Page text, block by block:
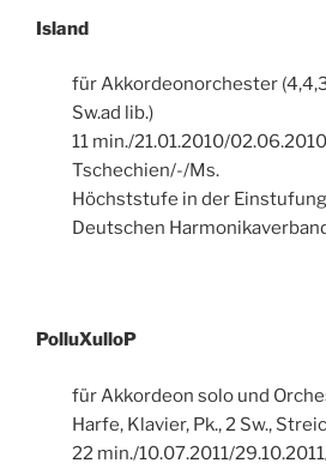
Island
für Akkordeonorchester
Sw.ad lib.)
11 min./21.01.2010/
Tschechien/-/Ms.
Höchststufe in der
Deutschen
PolluXulloP
für Akkordeon solo und
Harfe, Klavier, Pk., 2 Sw.,
22 min./10.07.2011/